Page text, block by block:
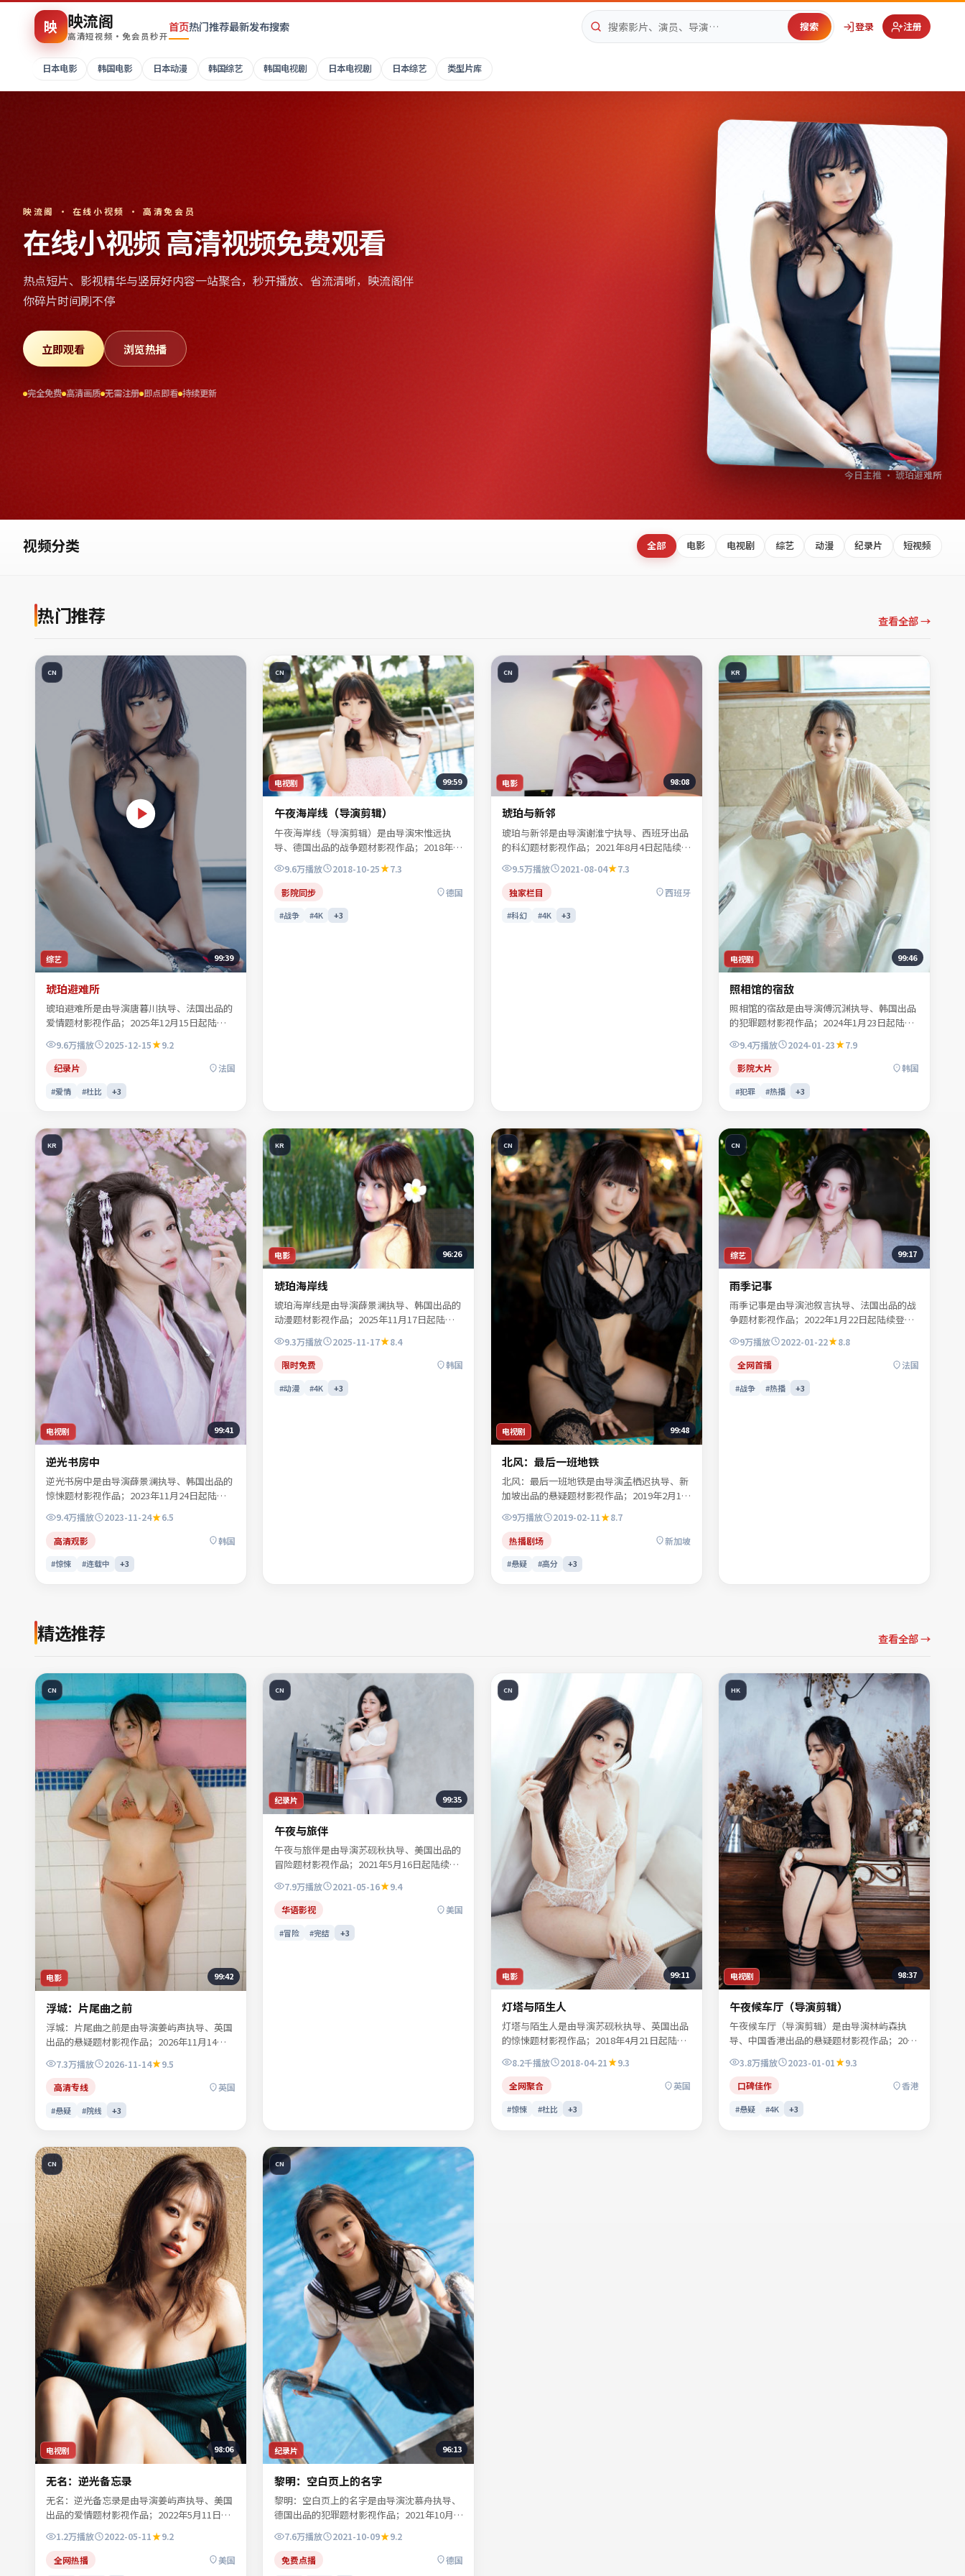
映 映流阁
高清短视频·免会员秒开
首页热门推荐最新发布搜索 搜索 登录 注册
日本电影 韩国电影 日本动漫 韩国综艺 韩国电视剧 日本电视剧 日本综艺 类型片库
映流阁 · 在线小视频 · 高清免会员
在线小视频 高清视频免费观看
热点短片、影视精华与竖屏好内容一站聚合，秒开播放、省流清晰， 映流阁伴
你碎片时间刷不停
立即观看 浏览热播
完全免费 高清画质 无需注册 即点即看 持续更新
今日主推 · 琥珀避难所
视频分类 全部 电影 电视剧 综艺 动漫 纪录片 短视频
热门推荐 查看全部 →
综艺
CN
99:39
琥珀避难所
琥珀避难所是由导演唐暮川执导、法国出品的
爱情题材影视作品；2025年12月15日起陆续
登陆院线及网络平台。主演白清让、顾照临、
贺叙白、程见微等共同诠释一段充满转折的人
物命运。色彩与配乐共同烘托年代氛围，细节
经得起反复推敲。可在本站免费高清在线观看
完整剧情与主创访谈摘要。
9.6万播放 2025-12-15
9.2
纪录片
法国
#爱情 #杜比 +3
电视剧
CN
99:59
午夜海岸线（导演剪辑）
午夜海岸线（导演剪辑）是由导演宋惟远执
导、德国出品的战争题材影视作品；2018年10
月25日起陆续登陆院线及网络平台。主演白清
让、谢书砚、贺叙白、陆见微等共同诠释一段
充满转折的人物命运。人物动机层层揭开，真
国影片」「2018年上映」等关键词的观众收
9.6万播放 2018-10-25
7.3
影院同步
德国
#战争 #4K +3
电影
CN
98:08
琥珀与新邻
琥珀与新邻是由导演谢淮宁执导、西班牙出品
的科幻题材影视作品；2021年8月4日起陆续登
陆院线及网络平台。主演俞听岚、傅景澜、许
南星、任远舟等共同诠释一段充满转折的人物
命运。人物动机层层揭开，真相并非唯一答
创访谈摘要。
9.5万播放 2021-08-04
7.3
独家栏目
西班牙
#科幻 #4K +3
电视剧
KR
99:46
照相馆的宿敌
照相馆的宿敌是由导演傅沉渊执导、韩国出品
的犯罪题材影视作品；2024年1月23日起陆续
登陆院线及网络平台。主演宋慕青、秦牧野、
沈昭野、程见微等共同诠释一段充满转折的人
物命运。影像风格克制，留白处反而是情绪最
浓烈的部分。适合检索「犯罪电影」「韩国影
片」「2024年上映」等关键词的观众收藏。
9.4万播放 2024-01-23
7.9
影院大片
韩国
#犯罪 #热播 +3
电视剧
KR
99:41
逆光书房中
逆光书房中是由导演薛景澜执导、韩国出品的
惊悚题材影视作品；2023年11月24日起陆续
登陆院线及网络平台。主演周屿森、商时序、
闻晚风、许南星等共同诠释一段充满转折的人
物命运。地缘风貌被写得具体可信，地域气质
成为叙事推手。适合检索「惊悚电影」「韩国
影片」「2023年上映」等关键词的观众收藏。
9.4万播放 2023-11-24
6.5
高清观影
韩国
#惊悚 #连载中 +3
电影
KR
96:26
琥珀海岸线
琥珀海岸线是由导演薛景澜执导、韩国出品的
动漫题材影视作品；2025年11月17日起陆续
登陆院线及网络平台。主演许南星、商时序、
叶声遥、苏念白等共同诠释一段充满转折的人
物命运。人物动机层层揭开，真相并非唯一答
案。适合检索「动漫电影」「韩国影片」
「2025年上映」等关键词的观众收藏。
9.3万播放 2025-11-17
8.4
限时免费
韩国
#动漫 #4K +3
电视剧
CN
99:48
北风：最后一班地铁
北风：最后一班地铁是由导演孟栖迟执导、新
加坡出品的悬疑题材影视作品；2019年2月11
日起陆续登陆院线及网络平台。主演任远舟、
林见川、宁舒言等共同诠释一段充满转折的人
物命运。类型元素服务于人物弧光，不靠堆砌
桥段取胜。可在本站免费高清在线观看完整剧
情与主创访谈摘要。
9万播放 2019-02-11
8.7
热播剧场
新加坡
#悬疑 #高分 +3
综艺
CN
99:17
雨季记事
雨季记事是由导演池叙言执导、法国出品的战
争题材影视作品；2022年1月22日起陆续登陆
院线及网络平台。主演谢书砚、宁舒言、贺叙
白等共同诠释一段充满转折的人物命运。叙事
在不同时间线之间轻盈跳转，尾声回扣令人回
味。适合检索「战争电影」「法国影片」
「2022年上映」等关键词的观众收藏。
9万播放 2022-01-22
8.8
全网首播
法国
#战争 #热播 +3
精选推荐 查看全部 →
电影
CN
99:42
浮城：片尾曲之前
浮城：片尾曲之前是由导演姜屿声执导、英国
出品的悬疑题材影视作品；2026年11月14日
起陆续登陆院线及网络平台。主演宁舒言、林
听雪、沈昭野、夏时深等共同诠释一段充满转
折的人物命运。地缘风貌被写得具体可信，地
域气质成为叙事推手。影片关键词包含悬疑、
英国、院线同步与流媒体首播信息，便于影迷
7.3万播放 2026-11-14
9.5
高清专线
英国
#悬疑 #院线 +3
纪录片
CN
99:35
午夜与旅伴
午夜与旅伴是由导演苏砚秋执导、美国出品的
冒险题材影视作品；2021年5月16日起陆续登
陆院线及网络平台。主演纪寻舟、宋慕青、白
清让、景行止等共同诠释一段充满转折的人物
命运。影片关注人与人之间微弱的信任与误
会，镜头贴近生活肌理。适合检索「冒险电
影」「美国影片」「2021年上映」等关键词的
7.9万播放 2021-05-16
9.4
华语影视
美国
#冒险 #完结 +3
电影
CN
99:11
灯塔与陌生人
灯塔与陌生人是由导演苏砚秋执导、英国出品
的惊悚题材影视作品；2018年4月21日起陆续
登陆院线及网络平台。主演叶声遥、顾西洲、
易南乔等共同诠释一段充满转折的人物命运。
色彩与配乐共同烘托年代氛围，细节经得起反
复推敲。可在本站免费高清在线观看完整剧情
与主创访谈摘要。
8.2千播放 2018-04-21
9.3
全网聚合
英国
#惊悚 #杜比 +3
电视剧
HK
98:37
午夜候车厅（导演剪辑）
午夜候车厅（导演剪辑）是由导演林屿森执
导、中国香港出品的悬疑题材影视作品；2023
年1月1日起陆续登陆院线及网络平台。主演易
南乔、任远舟、景行止等共同诠释一段充满转
折的人物命运。色彩与配乐共同烘托年代氛
围，细节经得起反复推敲。适合检索「悬疑电
影」「中国香港影片」「2023年上映」等关键
3.8万播放 2023-01-01
9.3
口碑佳作
香港
#悬疑 #4K +3
电视剧
CN
98:06
无名：逆光备忘录
无名：逆光备忘录是由导演姜屿声执导、美国
出品的爱情题材影视作品；2022年5月11日起
风、纪寻舟等共同诠释一段充满转折的人物命
运。人物动机层层揭开，真相并非唯一答案。
1.2万播放 2022-05-11
9.2
全网热播
美国
纪录片
CN
96:13
黎明：空白页上的名字
黎明：空白页上的名字是由导演沈慕舟执导、
德国出品的犯罪题材影视作品；2021年10月9
顾西洲、许临渊、林听雪等共同诠释一段充满
转折的人物命运。节奏张弛有度，动作场面与
7.6万播放 2021-10-09
9.2
免费点播
德国